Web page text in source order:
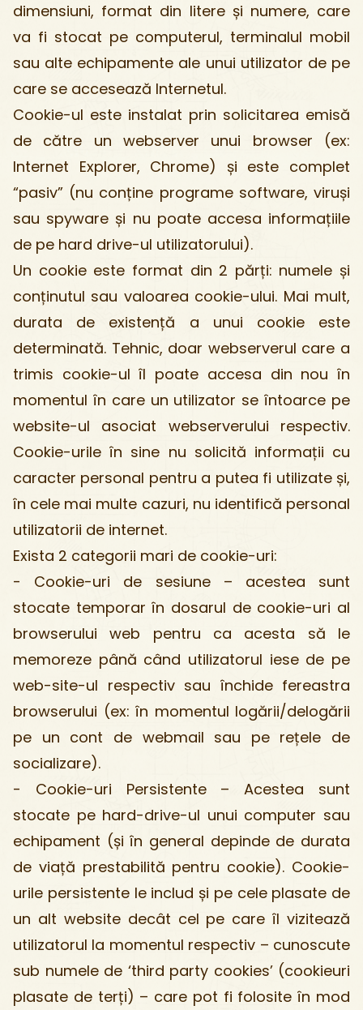
dimensiuni, format din litere și numere, care
va fi stocat pe computerul, terminalul mobil
sau alte echipamente ale unui utilizator de pe
care se accesează Internetul.
Cookie-ul este instalat prin solicitarea emisă
de către un webserver unui browser (ex:
Internet Explorer, Chrome) și este complet
“pasiv” (nu conține programe software, viruși
sau spyware și nu poate accesa informațiile
de pe hard drive-ul utilizatorului).
Un cookie este format din 2 părți: numele și
conținutul sau valoarea cookie-ului. Mai mult,
durata de existență a unui cookie este
determinată. Tehnic, doar webserverul care a
trimis cookie-ul îl poate accesa din nou în
momentul în care un utilizator se întoarce pe
website-ul asociat webserverului respectiv.
Cookie-urile în sine nu solicită informații cu
caracter personal pentru a putea fi utilizate și,
în cele mai multe cazuri, nu identifică personal
utilizatorii de internet.
Exista 2 categorii mari de cookie-uri:
- Cookie-uri de sesiune – acestea sunt
stocate temporar în dosarul de cookie-uri al
browserului web pentru ca acesta să le
memoreze până când utilizatorul iese de pe
web-site-ul respectiv sau închide fereastra
browserului (ex: în momentul logării/delogării
pe un cont de webmail sau pe rețele de
socializare).
- Cookie-uri Persistente – Acestea sunt
stocate pe hard-drive-ul unui computer sau
echipament (și în general depinde de durata
de viață prestabilită pentru cookie). Cookie-
urile persistente le includ și pe cele plasate de
un alt website decât cel pe care îl vizitează
utilizatorul la momentul respectiv – cunoscute
sub numele de ‘third party cookies’ (cookieuri
plasate de terți) – care pot fi folosite în mod